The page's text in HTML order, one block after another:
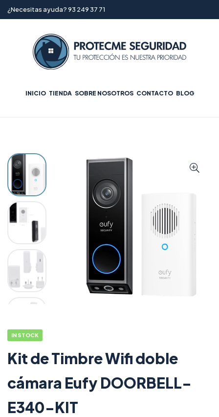
¿Necesitas ayuda? 93 249 37 71
INICIO TIENDA SOBRE NOSOTROS CONTACTO BLOG
IN STOCK
Kit de Timbre Wifi doble
cámara Eufy DOORBELL-
E340-KIT